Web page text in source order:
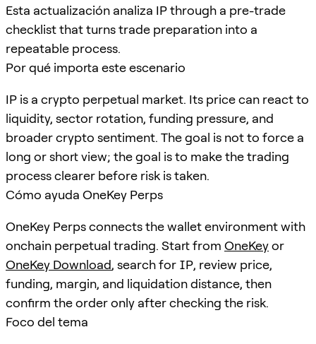
Esta actualización analiza IP through a pre-trade
checklist that turns trade preparation into a
repeatable process.
Por qué importa este escenario
IP is a crypto perpetual market. Its price can react to
liquidity, sector rotation, funding pressure, and
broader crypto sentiment. The goal is not to force a
long or short view; the goal is to make the trading
process clearer before risk is taken.
Cómo ayuda OneKey Perps
OneKey Perps connects the wallet environment with
onchain perpetual trading. Start from OneKeyor
OneKey Download, search for IP, review price,
funding, margin, and liquidation distance, then
confirm the order only after checking the risk.
Foco del tema